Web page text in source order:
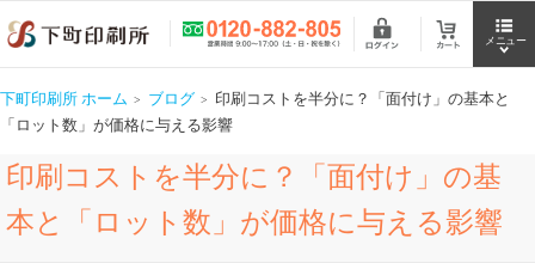
下町印刷所 ホーム ブログ
印刷コストを半分に？「面付け」の基本と
「ロット数」が価格に与える影響
印刷コストを半分に？「面付け」の基
本と「ロット数」が価格に与える影響